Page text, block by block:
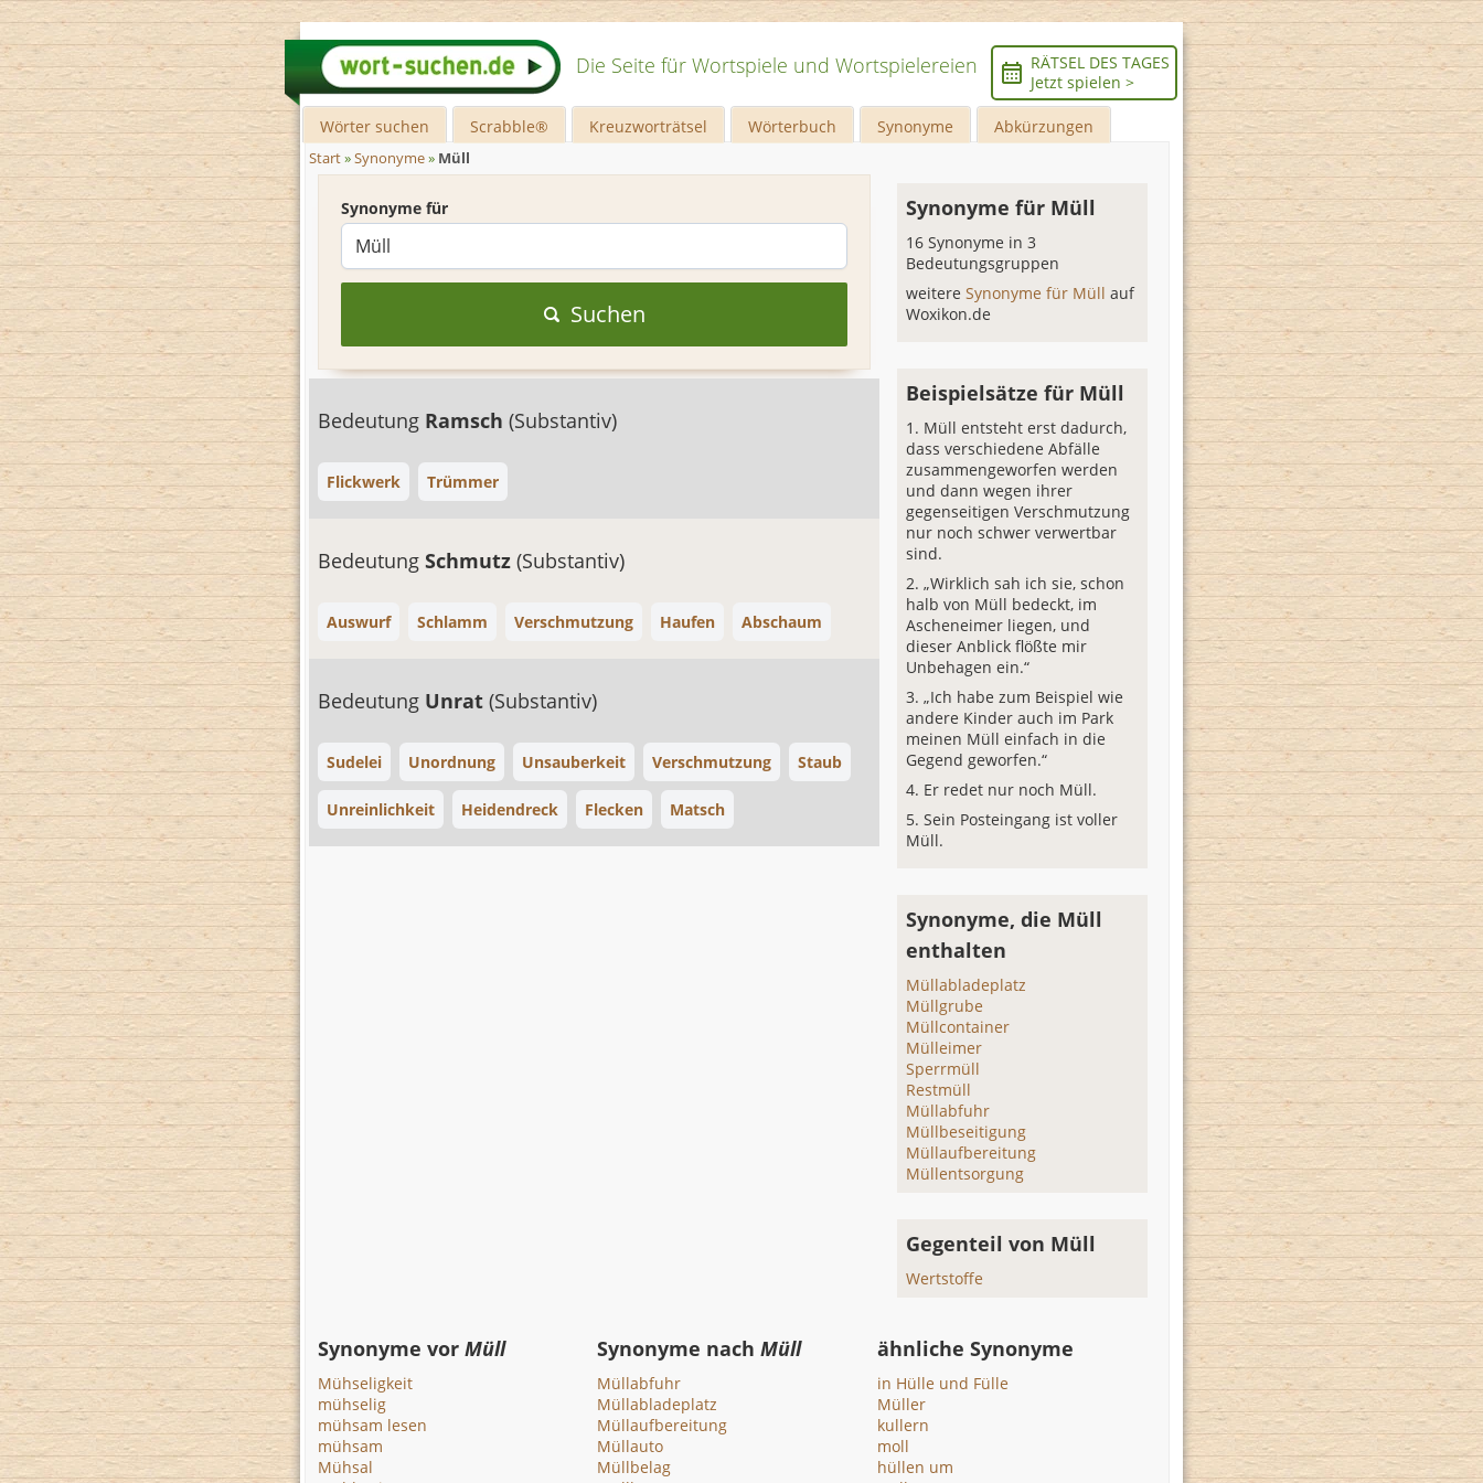
Die Seite für Wortspiele und Wortspielereien
RÄTSEL DES TAGES
Jetzt spielen >
Wörter suchen Scrabble® Kreuzworträtsel Wörterbuch Synonyme Abkürzungen
Start»Synonyme» Müll
Synonyme für
Suchen
Bedeutung Ramsch (Substantiv)
Flickwerk Trümmer
Bedeutung Schmutz (Substantiv)
Auswurf Schlamm Verschmutzung Haufen Abschaum
Bedeutung Unrat (Substantiv)
Sudelei Unordnung Unsauberkeit Verschmutzung Staub
Unreinlichkeit Heidendreck Flecken Matsch
Synonyme für Müll
16 Synonyme in 3
Bedeutungsgruppen
weitereSynonyme für Müllauf
Woxikon.de
Beispielsätze für Müll
Müll entsteht erst dadurch,
dass verschiedene Abfälle
zusammengeworfen werden
und dann wegen ihrer
gegenseitigen Verschmutzung
nur noch schwer verwertbar
sind.
„Wirklich sah ich sie, schon
halb von Müll bedeckt, im
Ascheneimer liegen, und
dieser Anblick flößte mir
Unbehagen ein.“
„Ich habe zum Beispiel wie
andere Kinder auch im Park
meinen Müll einfach in die
Gegend geworfen.“
Er redet nur noch Müll.
Sein Posteingang ist voller
Müll.
Synonyme, die Müll
enthalten
Müllabladeplatz
Müllgrube
Müllcontainer
Mülleimer
Sperrmüll
Restmüll
Müllabfuhr
Müllbeseitigung
Müllaufbereitung
Müllentsorgung
Gegenteil von Müll
Wertstoffe
Synonyme vor Müll
Mühseligkeit
mühselig
mühsam lesen
mühsam
Mühsal
Synonyme nachMüll
Müllabfuhr
Müllabladeplatz
Müllaufbereitung
Müllauto
Müllbelag
ähnliche Synonyme
in Hülle und Fülle
Müller
kullern
moll
hüllen um